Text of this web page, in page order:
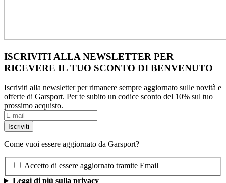
ISCRIVITI ALLA NEWSLETTER PER
RICEVERE IL TUO SCONTO DI BENVENUTO
Iscriviti alla newsletter per rimanere sempre aggiornato sulle novità e
offerte di Garsport. Per te subito un codice sconto del 10% sul tuo
prossimo acquisto.
Come vuoi essere aggiornato da Garsport?
Accetto di essere aggiornato tramite Email
Leggi di più sulla privacy